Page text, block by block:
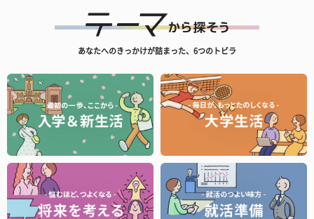
あなたへのきっかけが詰まった、6つのトビラ